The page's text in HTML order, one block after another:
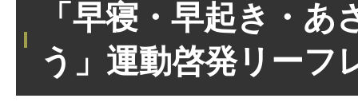
「早寝・早起き・あ
う」運動啓発リーフ